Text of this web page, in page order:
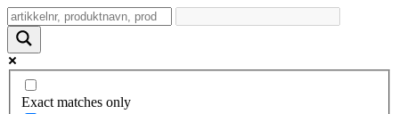
Exact matches only